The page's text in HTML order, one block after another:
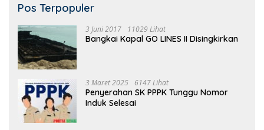
Pos Terpopuler
3 Juni 2017 11029 Lihat
Bangkai Kapal GO LINES II Disingkirkan
3 Maret 2025 6147 Lihat
Penyerahan SK PPPK Tunggu Nomor
Induk Selesai